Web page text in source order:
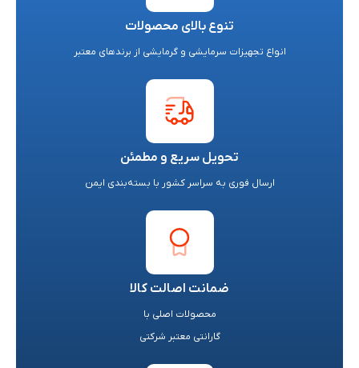
تنوع بالای محصولات
انواع تجهیزات سرمایشی و گرمایشی از برندهای معتبر
تحویل سریع و مطمئن
ارسال فوری به سراسر کشور با بسته‌بندی ایمن
ضمانت اصالت کالا
محصولات اصلی با
گارانتی معتبر شرکتی